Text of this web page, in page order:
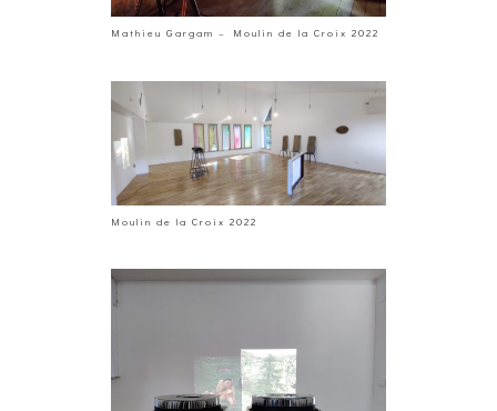
Mathieu Gargam – Moulin de la Croix 2022
Moulin de la Croix 2022